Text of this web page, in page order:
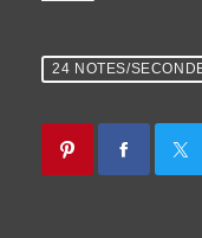
24 NOTES/